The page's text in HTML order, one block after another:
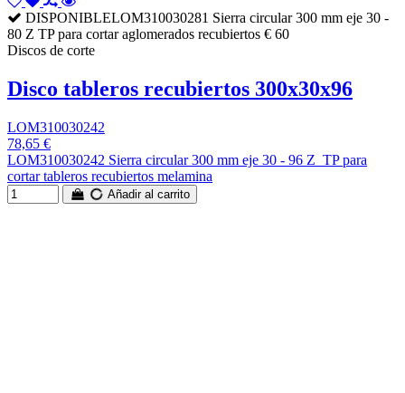
DISPONIBLELOM310030281 Sierra circular 300 mm eje 30 -
80 Z TP para cortar aglomerados recubiertos € 60
Discos de corte
Disco tableros recubiertos 300x30x96
LOM310030242
78,65 €
LOM310030242 Sierra circular 300 mm eje 30 - 96 Z TP para
cortar tableros recubiertos melamina
Añadir al carrito